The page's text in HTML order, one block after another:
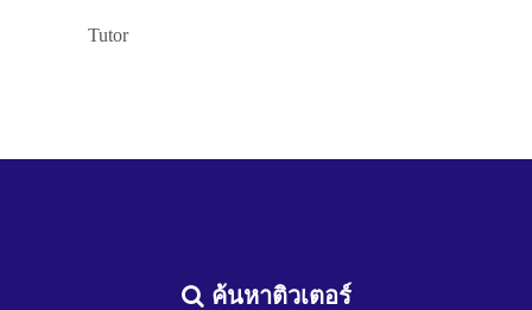
Tutor
ค้นหาติวเตอร์